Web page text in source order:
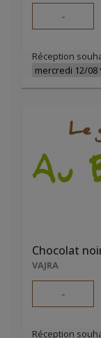
-
Réception
Chocolat
VAJRA
-
Réception